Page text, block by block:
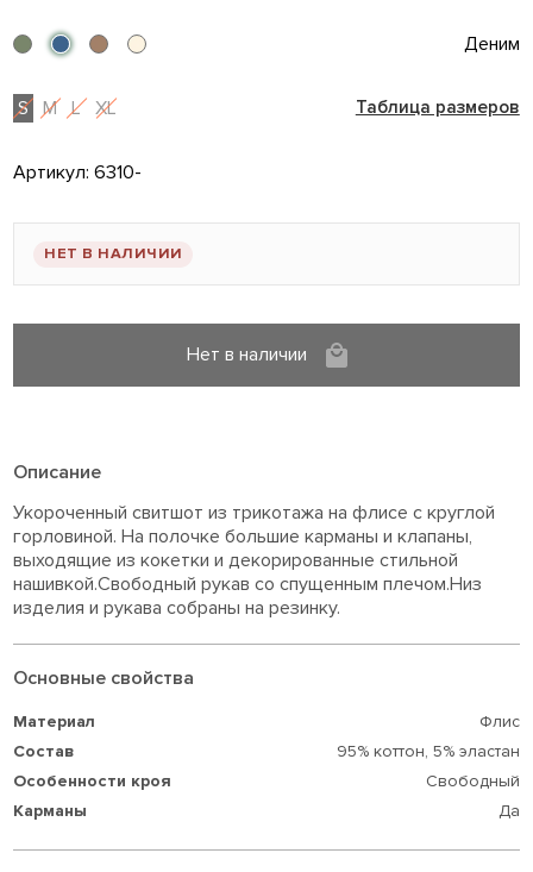
Деним
S M L XL Таблица размеров
Артикул:6310-
НЕТ В НАЛИЧИИ
Нет в наличии
Описание
Укороченный свитшот из трикотажа на флисе с круглой
горловиной. На полочке большие карманы и клапаны,
выходящие из кокетки и декорированные стильной
нашивкой.Свободный рукав со спущенным плечом.Низ
изделия и рукава собраны на резинку.
Основные свойства
Материал
Флис
Состав
95% коттон, 5% эластан
Особенности кроя
Свободный
Карманы
Да